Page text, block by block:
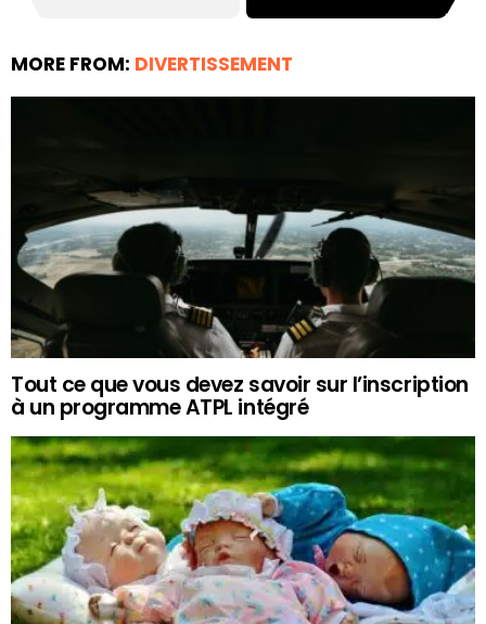
MORE FROM: DIVERTISSEMENT
Tout ce que vous devez savoir sur l’inscription
à un programme ATPL intégré